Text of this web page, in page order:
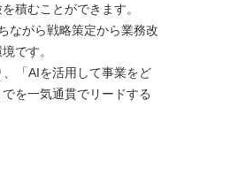
積むことができます。
ながら戦略策定から業務改
です。
「AIを活用して事業をど
を一気通貫でリードする